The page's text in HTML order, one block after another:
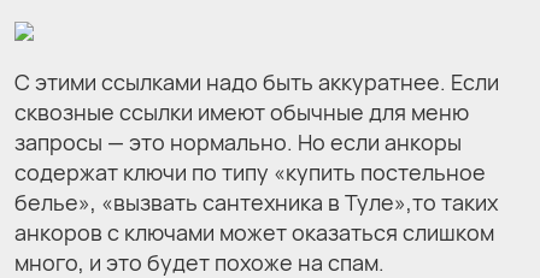
С этими ссылками надо быть аккуратнее. Если
сквозные ссылки имеют обычные для меню
запросы — это нормально. Но если анкоры
содержат ключи по типу «купить постельное
белье», «вызвать сантехника в Туле»,то таких
анкоров с ключами может оказаться слишком
много, и это будет похоже на спам.